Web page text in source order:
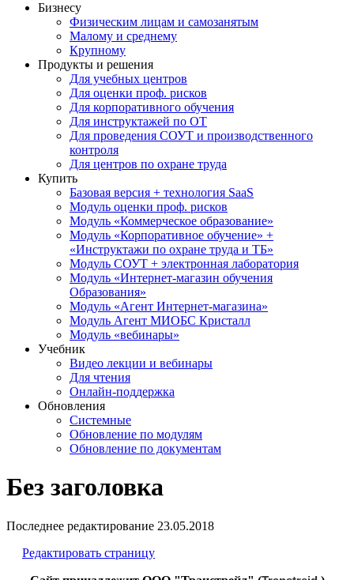
Бизнесу
Физическим лицам и самозанятым
Малому и среднему
Крупному
Продукты и решения
Для учебных центров
Для оценки проф. рисков
Для корпоративного обучения
Для инструктажей по ОТ
Для проведения СОУТ и производственного
контроля
Для центров по охране труда
Купить
Базовая версия + технология SaaS
Модуль оценки проф. рисков
Модуль «Коммерческое образование»
Модуль «Корпоративное обучение» +
«Инструктажи по охране труда и ТБ»
Модуль СОУТ + электронная лаборатория
Модуль «Интернет-магазин обучения
Образования»
Модуль «Агент Интернет-магазина»
Модуль Агент МИОБС Кристалл
Модуль «вебинары»
Учебник
Видео лекции и вебинары
Для чтения
Онлайн-поддержка
Обновления
Системные
Обновление по модулям
Обновление по документам
Без заголовка
Последнее редактирование 23.05.2018
Редактировать страницу